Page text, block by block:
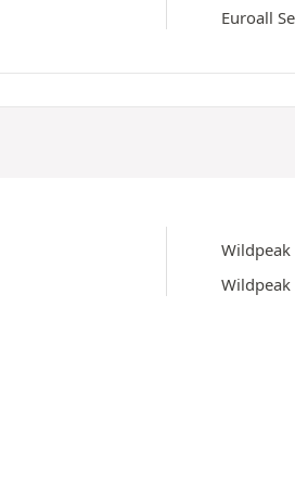
Euroall
Wildpeak
Wildpeak